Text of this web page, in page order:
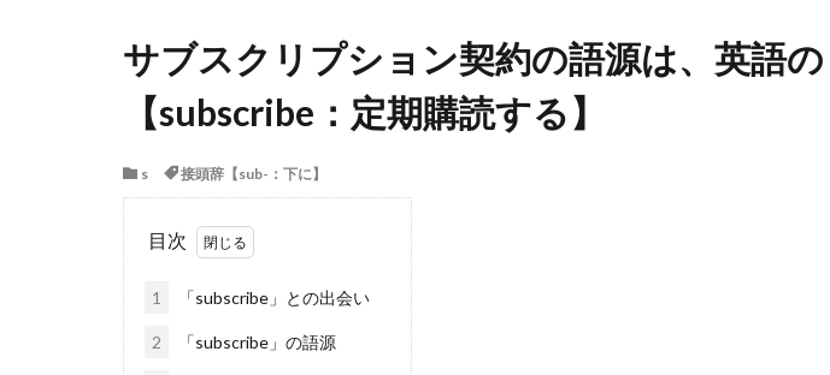
サブスクリプション契約の語源は、英語の
【subscribe：定期購読する】
s 接頭辞【sub-：下に】
目次
1 「subscribe」との出会い
2 「subscribe」の語源